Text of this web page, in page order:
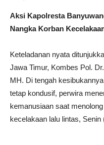
Aksi Kapolresta
Nangka Korban
Keteladanan nyata
Jawa Timur, Kombes Pol.
MH. Di tengah
tetap kondusif, perwira
kemanusiaan saat
kecelakaan lalu lintas, Senin